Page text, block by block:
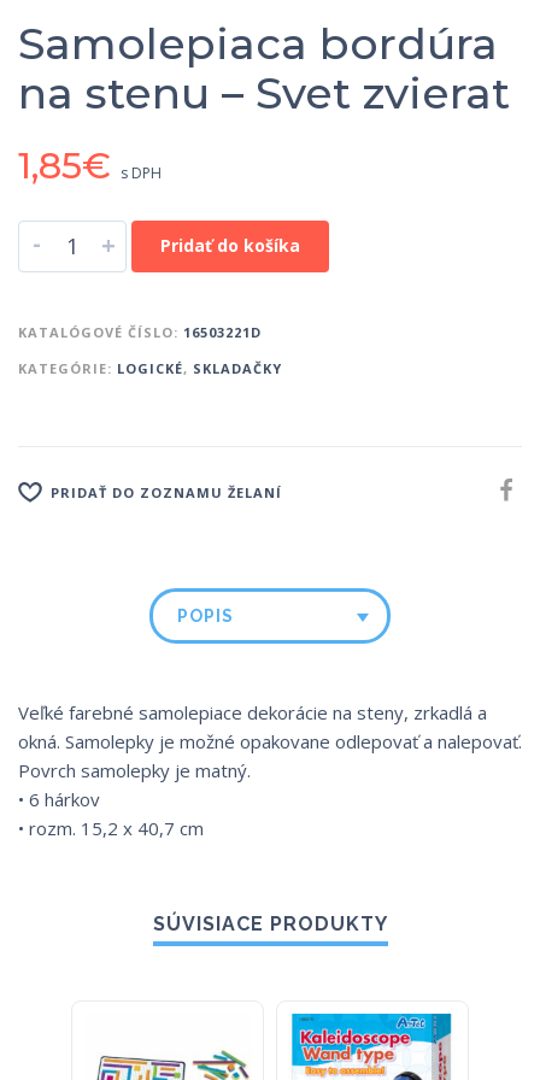
Samolepiaca bordúra
na stenu – Svet zvierat
1,85€ s DPH
- + Pridať do košíka
KATALÓGOVÉ ČÍSLO: 16503221D
KATEGÓRIE: LOGICKÉ, SKLADAČKY
PRIDAŤ DO ZOZNAMU ŽELANÍ
POPIS
Veľké farebné samolepiace dekorácie na steny, zrkadlá a
okná. Samolepky je možné opakovane odlepovať a nalepovať.
Povrch samolepky je matný.
• 6 hárkov
• rozm. 15,2 x 40,7 cm
SÚVISIACE PRODUKTY